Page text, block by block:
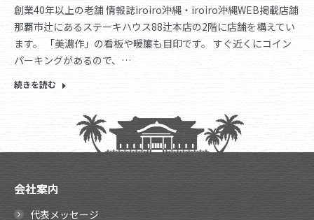
創業40年以上の老舗 情報誌iroiro沖縄・iroiro沖縄WEB掲載店舗
那覇市辻にあるステーキハウス88辻本店の2階に店舗を構えてい
ます。 「美濃作」の看板や暖簾も目印です。 すぐ近くにコイン
パーキングがあるので、…
続きを読む
会社案内
代表メッセージ